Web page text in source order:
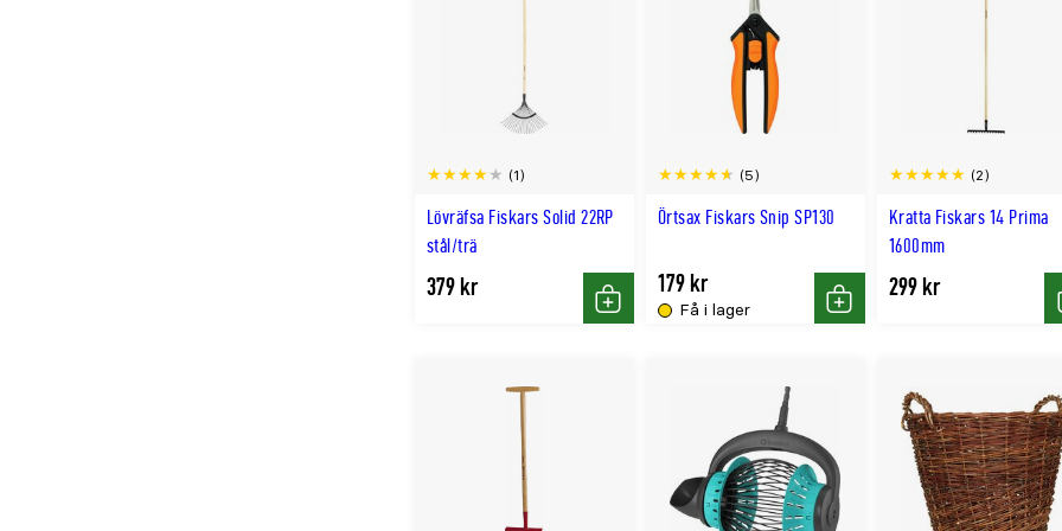
Lövräfsa Fiskars Solid 22RP
stål/trä
(1)
379 kr
Köp
Örtsax Fiskars Snip SP130
(5)
Få i lager
179 kr
Köp
Kratta Fiskars 14 Prima
1600mm
(2)
299 kr